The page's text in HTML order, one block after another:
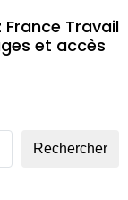
Travail
et accès
Rechercher